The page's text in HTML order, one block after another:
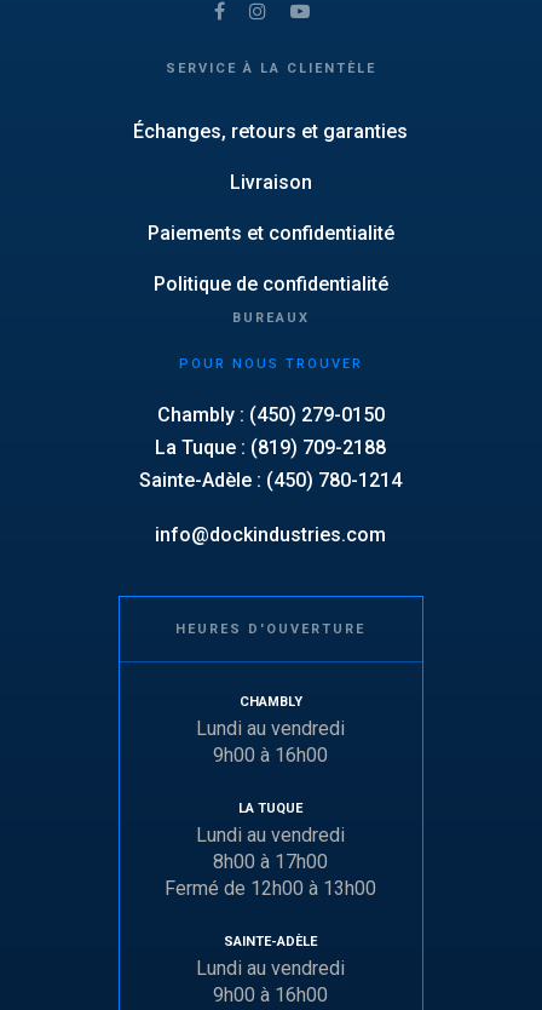
SERVICE À LA CLIENTÈLE
Échanges, retours et garanties
Livraison
Paiements et confidentialité
Politique de confidentialité
BUREAUX
POUR NOUS TROUVER
Chambly : (450) 279-0150
La Tuque : (819) 709-2188
Sainte-Adèle : (450) 780-1214
info@dockindustries.com
HEURES D'OUVERTURE
CHAMBLY
Lundi au vendredi
9h00 à 16h00
LA TUQUE
Lundi au vendredi
8h00 à 17h00
Fermé de 12h00 à 13h00
SAINTE-ADÈLE
Lundi au vendredi
9h00 à 16h00